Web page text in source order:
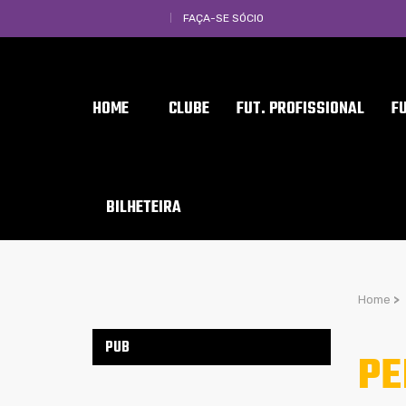
FAÇA-SE SÓCIO
HOME CLUBE FUT. PROFISSIONAL
BILHETEIRA
Home >
PUB